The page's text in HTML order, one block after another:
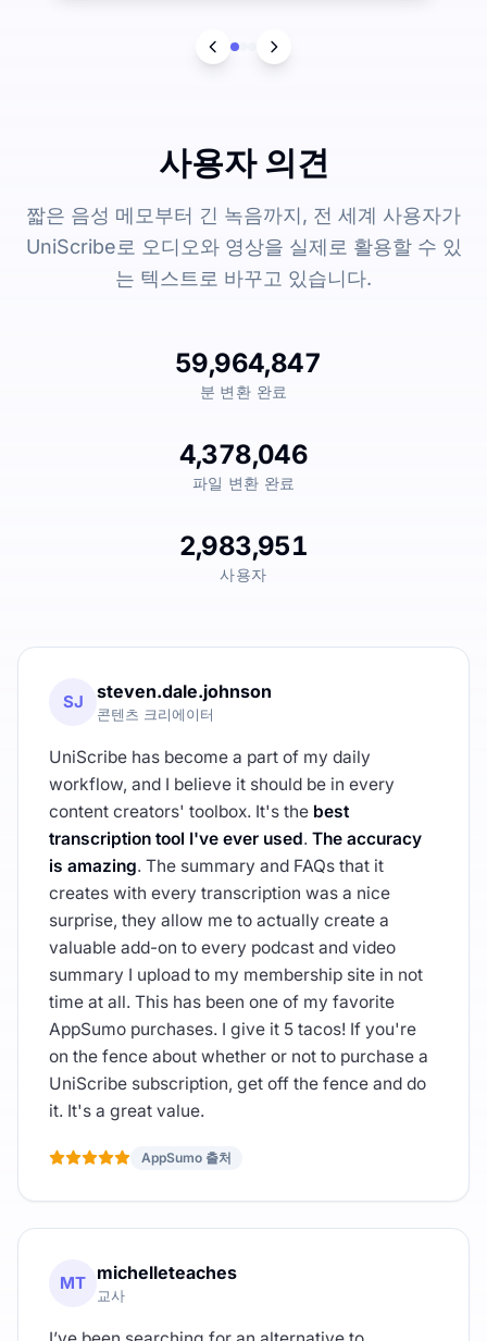
사용자 의견
짧은 음성 메모부터 긴 녹음까지, 전 세계 사용자가
UniScribe로 오디오와 영상을 실제로 활용할 수 있
는 텍스트로 바꾸고 있습니다.
59,964,847
분 변환 완료
4,378,046
파일 변환 완료
2,983,951
사용자
SJ steven.dale.johnson
콘텐츠 크리에이터
UniScribe has become a part of my daily
workflow, and I believe it should be in every
content creators' toolbox. It's the best
transcription tool I've ever used. The accuracy
is amazing. The summary and FAQs that it
creates with every transcription was a nice
surprise, they allow me to actually create a
valuable add-on to every podcast and video
summary I upload to my membership site in not
time at all. This has been one of my favorite
AppSumo purchases. I give it 5 tacos! If you're
on the fence about whether or not to purchase a
UniScribe subscription, get off the fence and do
it. It's a great value.
AppSumo 출처
MT michelleteaches
교사